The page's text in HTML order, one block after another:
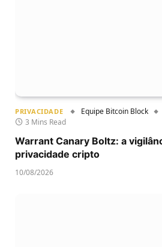
PRIVACIDADE Equipe Bitcoin Block
3 Mins Read
Warrant Canary Boltz: a
privacidade cripto
10/08/2026